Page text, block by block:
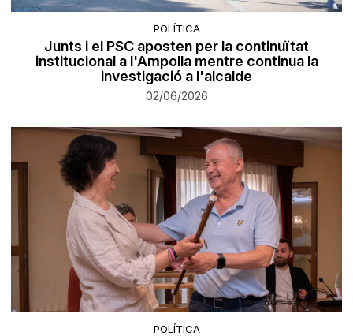
POLÍTICA
Junts i el PSC aposten per la continuïtat
institucional a l'Ampolla mentre continua la
investigació a l'alcalde
02/06/2026
POLÍTICA